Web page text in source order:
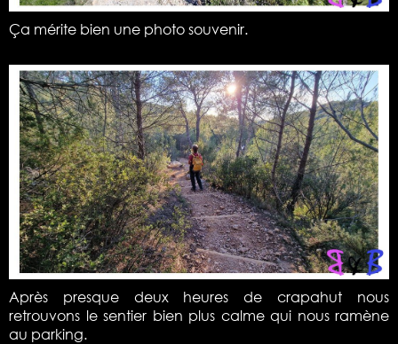
Ça mérite bien une photo souvenir.
Après presque deux heures de crapahut nous
retrouvons le sentier bien plus calme qui nous ramène
au parking.